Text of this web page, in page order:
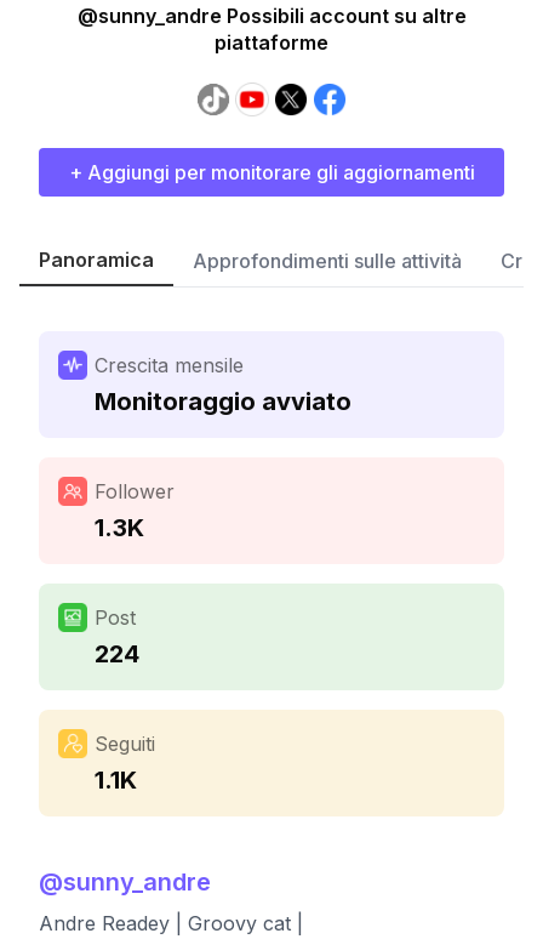
@sunny_andre Possibili account su altre
piattaforme
+ Aggiungi per monitorare gli aggiornamenti
Panoramica Approfondimenti sulle attività
Crescita mensile
Monitoraggio avviato
Follower
1.3K
Post
224
Seguiti
1.1K
@sunny_andre
Andre Readey | Groovy cat |